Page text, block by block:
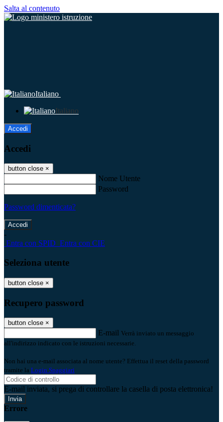
Salta al contenuto
Italiano
Italiano
Accedi
Accedi
button close ×
Nome Utente
Password
Password dimenticata?
-
Entra con SPID Entra con CIE
Seleziona utente
button close ×
Recupero password
button close ×
E-mail Verrà inviato un messaggio
all'indirizzo indicato con le istruzioni necessarie.
Non hai una e-mail associata al nome utente? Effettua il reset della password
tramite la Login Spaggiari
E-mail inviata, si prega di controllare la casella di posta elettronica!
Errore